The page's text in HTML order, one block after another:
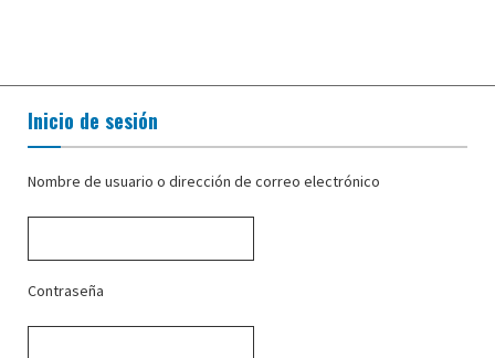
Inicio de sesión
Nombre de usuario o dirección de correo electrónico
Contraseña